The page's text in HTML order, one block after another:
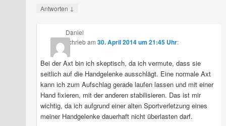
Antworten ↓
Daniel
schriebam 30. April 2014 um 21:45 Uhr:
Bei der Axt bin ich skeptisch, da ich vermute, dass sie
seitlich auf die Handgelenke ausschlägt. Eine normale Axt
kann ich zum Aufschlag gerade laufen lassen und mit einer
Hand fixieren, mit der anderen stabilisieren. Das ist mir
wichtig, da ich aufgrund einer alten Sportverletzung eines
meiner Handgelenke dauerhaft nicht überlasten darf.